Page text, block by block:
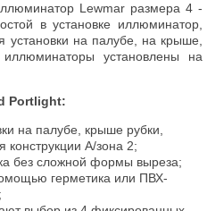
Lewmar размера 4 -
в установке иллюминатор,
установки на палубе, на крыше,
установлены на
Portlight:
на палубе, крыше рубки,
конструкции A/зона 2;
без сложной формы выреза;
герметика или ПВХ-